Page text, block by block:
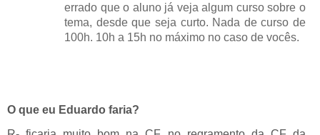
errado que o aluno já veja algum curso sobre o
tema, desde que seja curto. Nada de curso de
100h. 10h a 15h no máximo no caso de vocês.
O que eu Eduardo faria?